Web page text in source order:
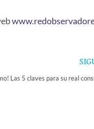
Las 5 claves para su real